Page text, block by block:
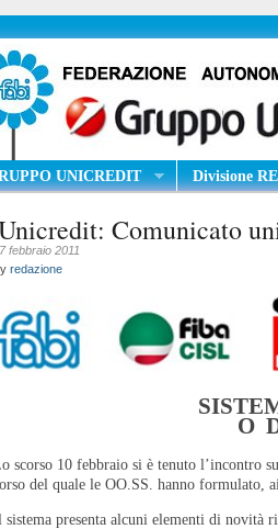
UNICREDIT Divisione
Comunicato
febbraio 2011
redazione
O
scorso 10 febbraio si è tenuto l’incontro
del quale le OO.SS. hanno formulato,
sistema presenta alcuni elementi di novità